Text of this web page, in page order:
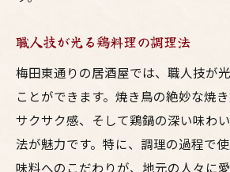
皆でシェアできるボリュー
ー
特別な日を彩る居酒屋のシ
リピートしたくなる居酒屋
年代問わず楽しめる多彩な
職人技が光る鶏料理の調理法
梅田東通りの居酒屋では、職人技が
ことができます。焼き鳥の絶妙な焼
サクサク感、そして鶏鍋の深い味わ
法が魅力です。特に、調理の過程で
味料へのこだわりが、地元の人々に